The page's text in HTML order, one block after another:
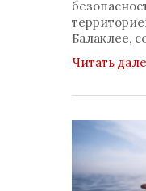
Балаклее,
Читать